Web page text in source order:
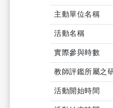
主動單位名稱
活動名稱
實際參與時數
教師評鑑所屬之
活動開始時間